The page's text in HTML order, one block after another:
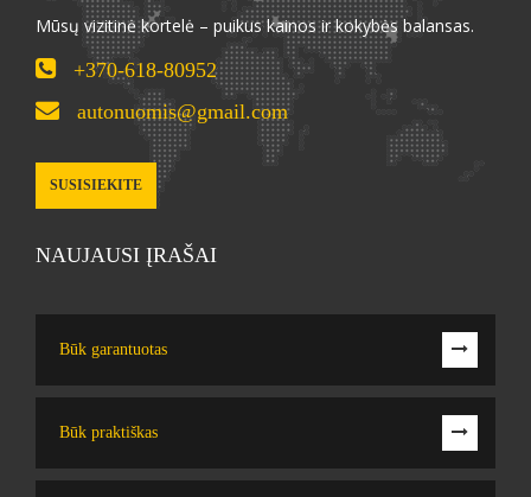
Mūsų vizitinė kortelė – puikus kainos ir kokybės balansas.
+370-618-80952
autonuomis@gmail.com
SUSISIEKITE
NAUJAUSI ĮRAŠAI
Būk garantuotas
Būk praktiškas